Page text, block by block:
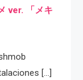
ver. 「メキ
[…]